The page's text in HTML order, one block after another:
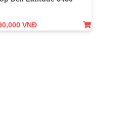
VNĐ